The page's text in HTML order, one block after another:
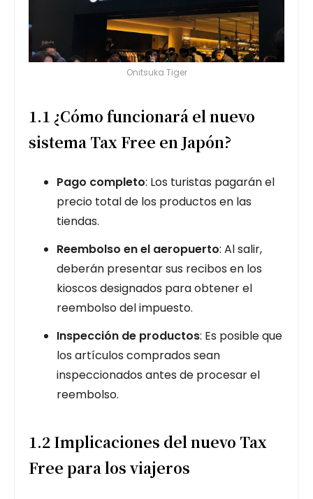
Onitsuka Tiger
1.1 ¿Cómo funcionará el nuevo
sistema Tax Free en Japón?
Pago completo: Los turistas pagarán el
precio total de los productos en las
tiendas.
Reembolso en el aeropuerto: Al salir,
deberán presentar sus recibos en los
kioscos designados para obtener el
reembolso del impuesto.
Inspección de productos: Es posible que
los artículos comprados sean
inspeccionados antes de procesar el
reembolso.
1.2 Implicaciones del nuevo Tax
Free para los viajeros